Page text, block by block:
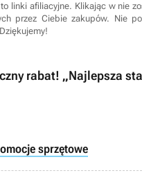
linki afiliacyjne. Klikając w nie
przez Ciebie zakupów. Nie
rabat! „Najlepsza
sprzętowe